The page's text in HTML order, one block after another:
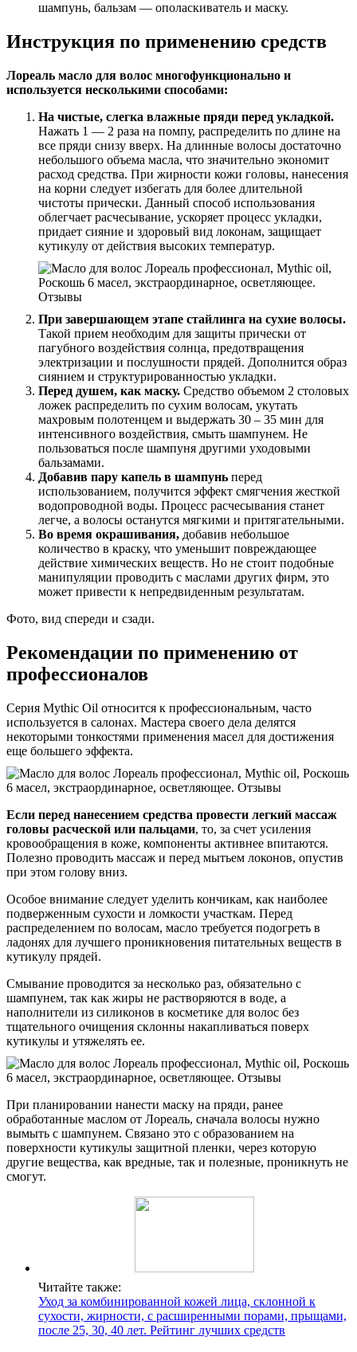
шампунь, бальзам — ополаскиватель и маску.
Инструкция по применению средств
Лореаль масло для волос многофункционально и
используется несколькими способами:
На чистые, слегка влажные пряди перед укладкой.
Нажать 1 — 2 раза на помпу, распределить по длине на
все пряди снизу вверх. На длинные волосы достаточно
небольшого объема масла, что значительно экономит
расход средства. При жирности кожи головы, нанесения
на корни следует избегать для более длительной
чистоты прически. Данный способ использования
облегчает расчесывание, ускоряет процесс укладки,
придает сияние и здоровый вид локонам, защищает
кутикулу от действия высоких температур.
При завершающем этапе стайлинга на сухие волосы.
Такой прием необходим для защиты прически от
пагубного воздействия солнца, предотвращения
электризации и послушности прядей. Дополнится образ
сиянием и структурированностью укладки.
Перед душем, как маску. Средство объемом 2 столовых
ложек распределить по сухим волосам, укутать
махровым полотенцем и выдержать 30 – 35 мин для
интенсивного воздействия, смыть шампунем. Не
пользоваться после шампуня другими уходовыми
бальзамами.
Добавив пару капель в шампунь перед
использованием, получится эффект смягчения жесткой
водопроводной воды. Процесс расчесывания станет
легче, а волосы останутся мягкими и притягательными.
Во время окрашивания, добавив небольшое
количество в краску, что уменьшит повреждающее
действие химических веществ. Но не стоит подобные
манипуляции проводить с маслами других фирм, это
может привести к непредвиденным результатам.
Фото, вид спереди и сзади.
Рекомендации по применению от
профессионалов
Серия Mythic Oil относится к профессиональным, часто
используется в салонах. Мастера своего дела делятся
некоторыми тонкостями применения масел для достижения
еще большего эффекта.
Если перед нанесением средства провести легкий массаж
головы расческой или пальцами, то, за счет усиления
кровообращения в коже, компоненты активнее впитаются.
Полезно проводить массаж и перед мытьем локонов, опустив
при этом голову вниз.
Особое внимание следует уделить кончикам, как наиболее
подверженным сухости и ломкости участкам. Перед
распределением по волосам, масло требуется подогреть в
ладонях для лучшего проникновения питательных веществ в
кутикулу прядей.
Смывание проводится за несколько раз, обязательно с
шампунем, так как жиры не растворяются в воде, а
наполнители из силиконов в косметике для волос без
тщательного очищения склонны накапливаться поверх
кутикулы и утяжелять ее.
При планировании нанести маску на пряди, ранее
обработанные маслом от Лореаль, сначала волосы нужно
вымыть с шампунем. Связано это с образованием на
поверхности кутикулы защитной пленки, через которую
другие вещества, как вредные, так и полезные, проникнуть не
смогут.
Читайте также:
Уход за комбинированной кожей лица, склонной к
сухости, жирности, с расширенными порами, прыщами,
после 25, 30, 40 лет. Рейтинг лучших средств